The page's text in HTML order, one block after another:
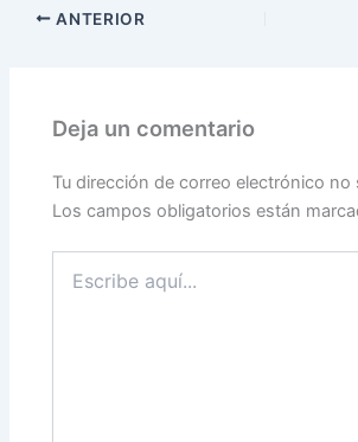
ANTERIOR
Deja un comentario
Tu dirección de correo electrónico no
Los campos obligatorios están
aquí...